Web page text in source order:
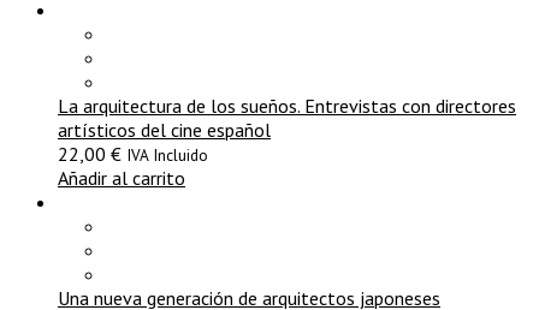
La arquitectura de los sueños. Entrevistas con directores
artísticos del cine español
22,00 € IVA Incluido
Añadir al carrito
Una nueva generación de arquitectos japoneses